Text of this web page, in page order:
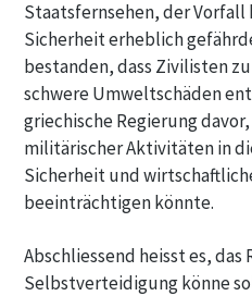
Staatsfernsehen, der
Sicherheit erheblich
bestanden, dass Zivilisten
schwere Umweltschäden
griechische Regierung
militärischer Aktivitäten in
Sicherheit und
beeinträchtigen könnte.
Abschliessend heisst es,
Selbstverteidigung könne